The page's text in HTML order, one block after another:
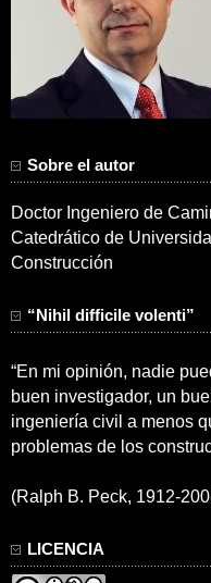
Sobre el autor
Doctor Ingeniero de
Catedrático de
Construcción
“Nihil difficile volenti”
“En mi opinión, nadie
buen investigador, un
ingeniería civil a menos
problemas de los
(Ralph B. Peck, 1912-
LICENCIA